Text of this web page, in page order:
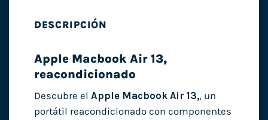
DESCRIPCIÓN
Apple Macbook Air 13,
reacondicionado
Descubre el Apple Macbook Air 13,, un
portátil reacondicionado con componentes